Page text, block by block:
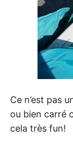
Ce n’est pas
ou bien carré
cela très fun!